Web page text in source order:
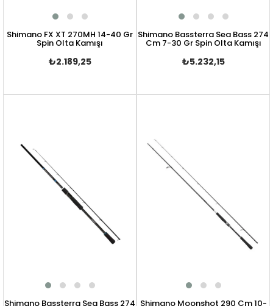
Shimano FX XT 270MH 14-40 Gr
Spin Olta Kamışı
₺2.189,25
Shimano Bassterra Sea Bass 274
Cm 7-30 Gr Spin Olta Kamışı
₺5.232,15
Shimano Bassterra Sea Bass 274 Shimano Moonshot 290 Cm 10-